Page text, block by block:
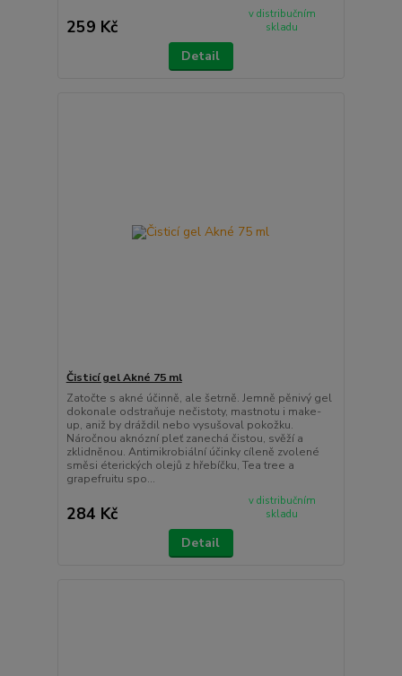
259 Kč
v distribučním
skladu
Detail
Čisticí gel Akné 75 ml
Zatočte s akné účinně, ale šetrně. Jemně pěnivý gel
dokonale odstraňuje nečistoty, mastnotu i make-
up, aniž by dráždil nebo vysušoval pokožku.
Náročnou aknózní pleť zanechá čistou, svěží a
zklidněnou. Antimikrobiální účinky cíleně zvolené
směsi éterických olejů z hřebíčku, Tea tree a
grapefruitu spo...
284 Kč
v distribučním
skladu
Detail